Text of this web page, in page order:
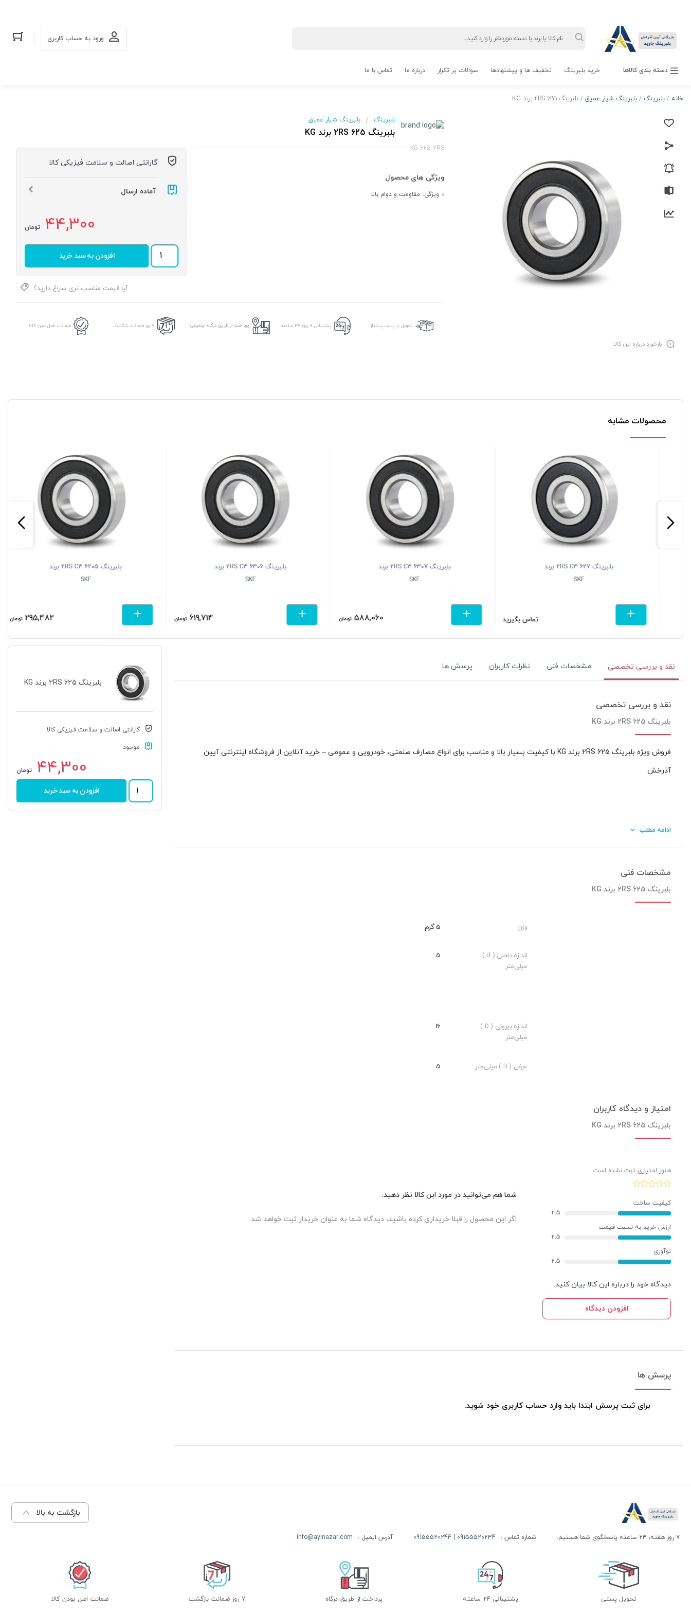
search ورود به حساب کاربری
دسته بندی کالاها خرید بلبرینگ تخفیف ها و پیشنهادها سوالات پر تکرار درباره ما تماس با ما
خانه / بلبرینگ / بلبرینگ شیار عمیق / بلبرینگ 625 2RS برند KG
بلبرینگ / بلبرینگ شیار عمیق
بلبرینگ 625 2RS برند KG
KG 625 2RS
ویژگی: مقاومت و دوام بالا
گارانتی اصالت و سلامت فیزیکی کالا
آماده ارسال
44,300 تومان
بلبرینگ
2RS
برند
افزودن به سبد خرید
آیا قیمت مناسب تری سراغ دارید؟
تحویل با پست پیشتاز پشتیبانی ۷ روزه ۲۴ ساعته پرداخت از طریق درگاه اینترنتی 7 روز ضمانت بازگشت ضمانت اصل بودن کالا
بازخورد درباره این کالا
محصولات مشابه
بلبرینگ 627 2RS C3 برند
SKF
تماس بگیرید
بلبرینگ 6307 2RS C3 برند
SKF
588,060 تومان
بلبرینگ 6306 2RS C3 برند
SKF
619,714 تومان
بلبرینگ 6205 2RS C3 برند
SKF
295,482 تومان
بلبرینگ 625 2RS برند KG
گارانتی اصالت و سلامت فیزیکی کالا
موجود
44,300 تومان
بلبرینگ
2RS
افزودن به سبد خرید
نقد و بررسی تخصصی مشخصات فنی نظرات کاربران پرسش ها
نقد و بررسی تخصصی
بلبرینگ 625 2RS برند KG
فروش ویژه بلبرینگ 625 2RS برند KG با کیفیت بسیار بالا و مناسب برای انواع مصارف صنعتی، خودرویی و عمومی – خرید آنلاین از فروشگاه اینترنتی آیین
آذرخش
ادامه مطلب
مشخصات فنی
بلبرینگ 625 2RS برند KG
وزن 5 گرم
اندازه داخلی ( d )
میلی‌متر
5
اندازه بیرونی ( D )
میلی‌متر
16
عرض ( B ) میلی‌متر 5
امتیاز و دیدگاه کاربران
بلبرینگ 625 2RS برند KG
هنوز امتیازی ثبت نشده است
کیفیت ساخت
2.5
ارزش خرید به نسبت قیمت
2.5
نوآوری
2.5
دیدگاه خود را درباره این کالا بیان کنید.
افزودن دیدگاه
شما هم می‌توانید در مورد این کالا نظر دهید.
اگر این محصول را قبلا خریداری کرده باشید، دیدگاه شما به عنوان خریدار ثبت خواهد شد.
پرسش ها
برای ثبت پرسش ابتدا باید وارد حساب کاربری خود شوید.
بازگشت به بالا
۷ روز هفته، ۲۴ ساعته پاسخگوی شما هستیم. شماره تماس : 09155520234 | 09155520244 آدرس ایمیل : info@ayinazar.com
تحویل پستی پشتیبانی 24 ساعته پرداخت از طریق درگاه 7 روز ضمانت بازگشت ضمانت اصل بودن کالا